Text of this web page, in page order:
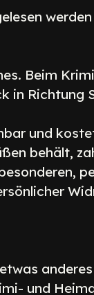
Beim
in Richtung
und
behält,
und